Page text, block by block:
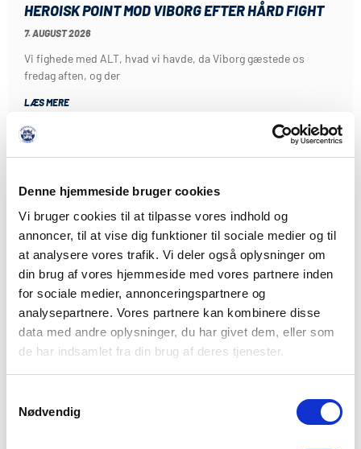
Denne hjemmeside bruger cookies
Vi bruger cookies til at tilpasse vores indhold og
annoncer, til at vise dig funktioner til sociale medier og til
at analysere vores trafik. Vi deler også oplysninger om
din brug af vores hjemmeside med vores partnere inden
for sociale medier, annonceringspartnere og
analysepartnere. Vores partnere kan kombinere disse
data med andre oplysninger, du har givet dem, eller som
de har indsamlet fra din brug af deres tjenester.
Nødvendig
HEROISK POINT MOD VIBORG EFTER HÅRD FIGHT
7. AUGUST 2026
Vi fighede med ALT, hvad vi havde, da Viborg gæstede os
fredag aften, og der
LÆS MERE